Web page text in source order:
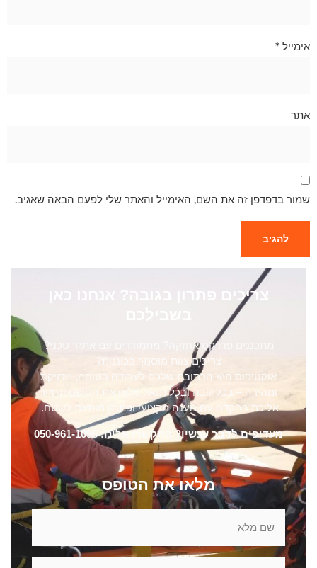
אימייל *
אתר
שמור בדפדפן זה את השם, האימייל והאתר שלי לפעם הבאה שאגיב.
צריכים פתרון בגובה? אנחנו כאן
מתכננים פרויקט אחזקה? מתמודדים עם אתגר טכני?
צריכים צוות מוסמך בכוננות?
אוקטיפוס היא הכתובת שלכם לעבודה בטוחה, מדויקת
ומהירה – בכל גובה ובכל תנאי. מלאו את הטופס ונחזור
אליכם בהקדם עם מענה מקצועי ופתרון מותאם לשטח.
מעדיפים לדבר עכשיו? התקשרו אלינו: 050-961-1095
מלאו את הטופס